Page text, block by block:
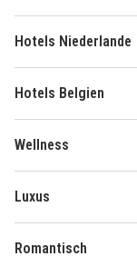
Hotels Niederlande
Hotels Belgien
Wellness
Luxus
Romantisch